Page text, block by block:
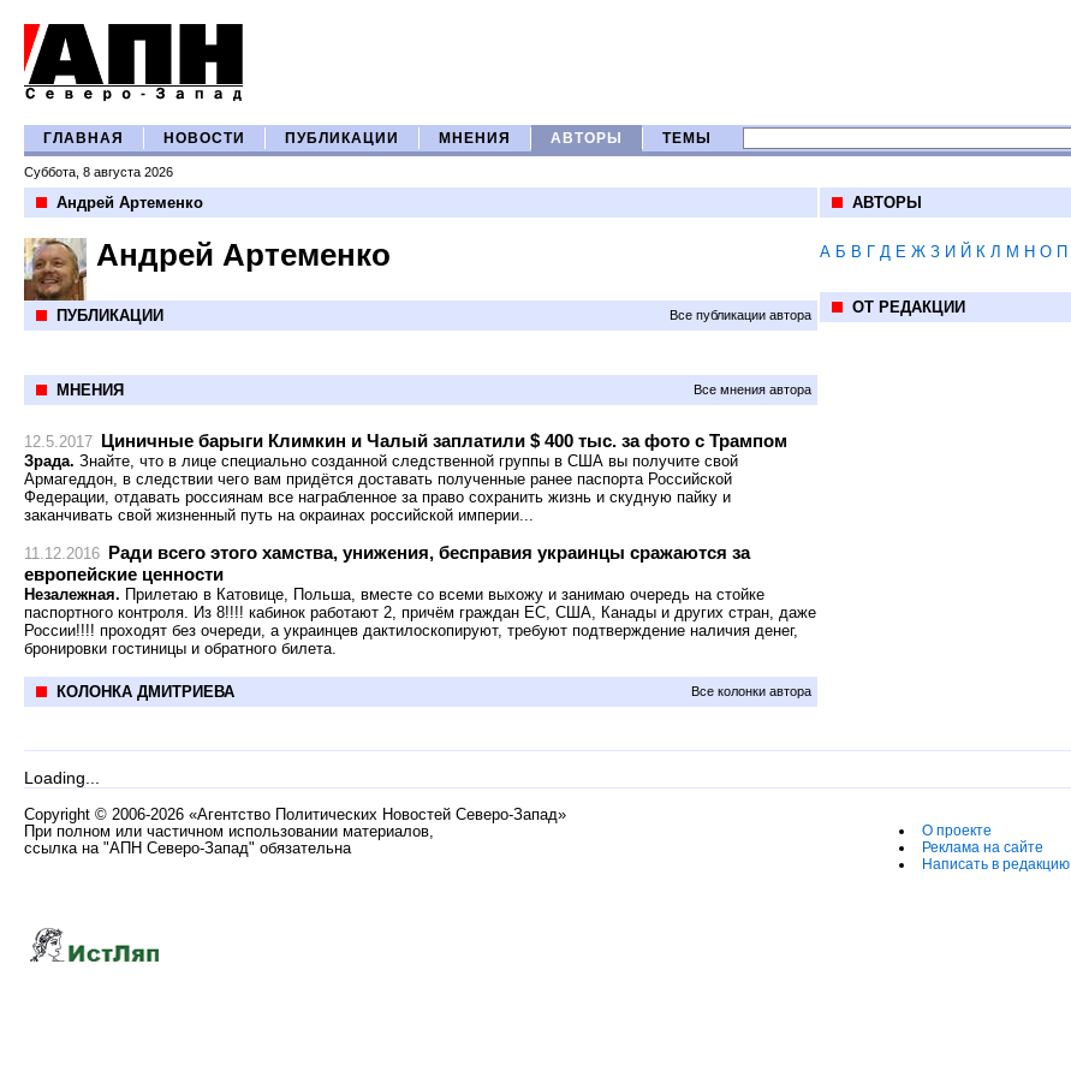
ГЛАВНАЯ НОВОСТИ ПУБЛИКАЦИИ МНЕНИЯ АВТОРЫ ТЕМЫ
Суббота, 8 августа 2026
Андрей Артеменко
Андрей Артеменко
ПУБЛИКАЦИИ Все публикации автора
МНЕНИЯ Все мнения автора
12.5.2017 Циничные барыги Климкин и Чалый заплатили $ 400 тыс. за фото с Трампом
Зрада. Знайте, что в лице специально созданной следственной группы в США вы получите свой
Армагеддон, в следствии чего вам придётся доставать полученные ранее паспорта Российской
Федерации, отдавать россиянам все награбленное за право сохранить жизнь и скудную пайку и
заканчивать свой жизненный путь на окраинах российской империи...
11.12.2016 Ради всего этого хамства, унижения, бесправия украинцы сражаются за
европейские ценности
Незалежная. Прилетаю в Катовице, Польша, вместе со всеми выхожу и занимаю очередь на стойке
паспортного контроля. Из 8!!!! кабинок работают 2, причём граждан ЕС, США, Канады и других стран, даже
России!!!! проходят без очереди, а украинцев дактилоскопируют, требуют подтверждение наличия денег,
бронировки гостиницы и обратного билета.
КОЛОНКА ДМИТРИЕВА Все колонки автора
АВТОРЫ
А Б В Г Д Е Ж З И Й К Л М Н О П
ОТ РЕДАКЦИИ
Loading...
Copyright © 2006-2026 «Агентство Политических Новостей Северо-Запад»
При полном или частичном использовании материалов,
ссылка на "АПН Северо-Запад" обязательна
О проекте
Реклама на сайте
Написать в редакцию